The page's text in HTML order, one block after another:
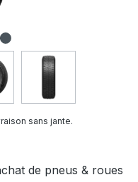
sans jante.
de pneus & roues